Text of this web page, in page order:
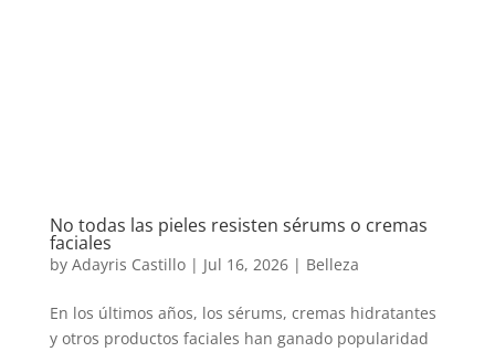
No todas las pieles resisten sérums o cremas
faciales
by Adayris Castillo| Jul 16, 2026| Belleza
En los últimos años, los sérums, cremas hidratantes
y otros productos faciales han ganado popularidad